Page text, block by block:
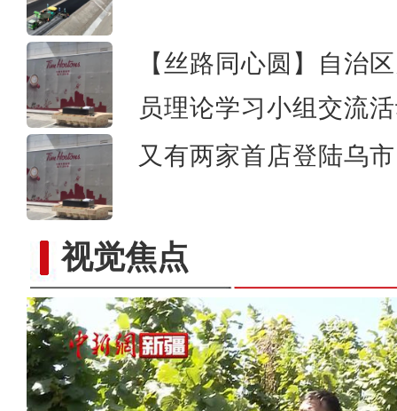
【丝路同心圆】自治
员理论学习小组交流
又有两家首店登陆乌
视觉焦点新疆库车市：梨园果飘